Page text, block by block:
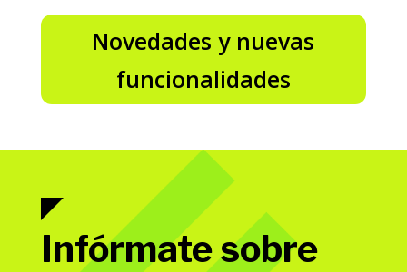
Novedades y nuevas
funcionalidades
Infórmate sobre